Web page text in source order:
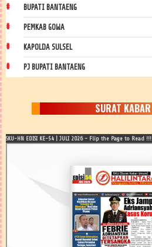
BUPATI BANTAENG
PEMKAB GOWA
KAPOLDA SULSEL
PJ BUPATI BANTAENG
SURAT
SKU-HN EDISI KE-54 | JULI 2026 - Flip the Page to Read !!!